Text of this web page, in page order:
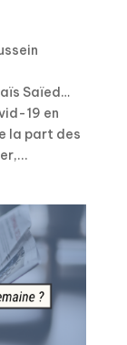
Saïed…
19 en
la part des